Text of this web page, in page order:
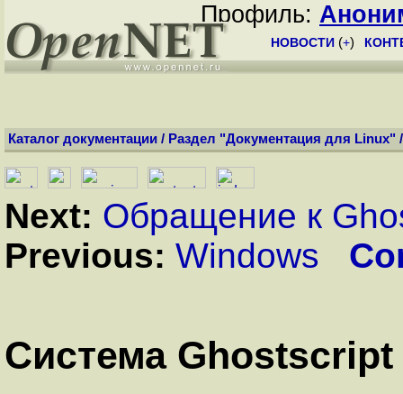
Профиль:
НОВОСТИ (+)
Каталог документации / Раздел "Документация для Linux"
Next: Обращение к
Previous: Windows
Система Ghostscript